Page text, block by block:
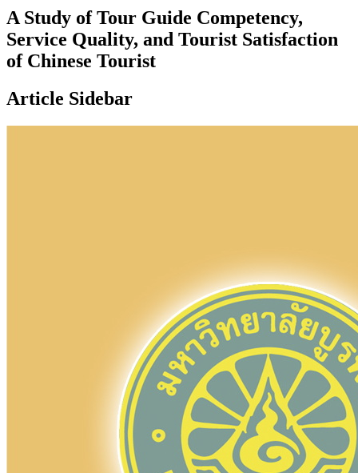
A Study of Tour Guide Competency,
Service Quality, and Tourist Satisfaction
of Chinese Tourist
Article Sidebar